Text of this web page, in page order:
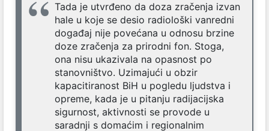
Tada je utvrđeno da doza zračenja izvan
hale u koje se desio radiološki vanredni
događaj nije povećana u odnosu brzine
doze zračenja za prirodni fon. Stoga,
ona nisu ukazivala na opasnost po
stanovništvo. Uzimajući u obzir
kapacitiranost BiH u pogledu ljudstva i
opreme, kada je u pitanju radijacijska
sigurnost, aktivnosti se provode u
saradnji s domaćim i regionalnim